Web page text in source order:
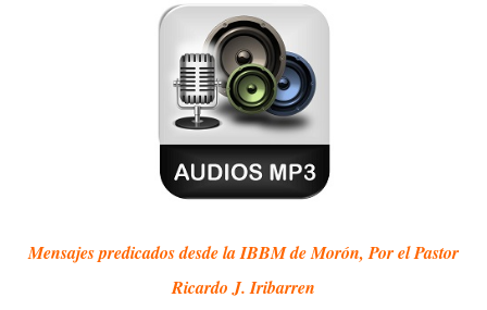
Mensajes predicados desde la IBBM de Morón, Por el Pastor
Ricardo J. Iribarren